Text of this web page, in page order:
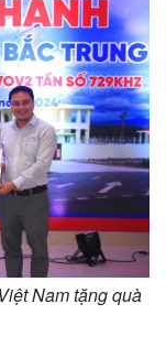
Nam tặng quà